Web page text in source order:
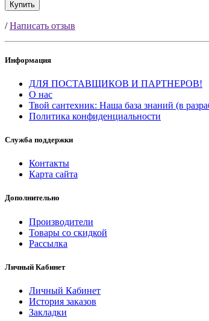
Купить
/Написать отзыв
Информация
ДЛЯ ПОСТАВЩИКОВ И ПАРТНЕРОВ!
О нас
Твой сантехник: Наша база знаний (в
Политика конфиденциальности
Служба поддержки
Контакты
Карта сайта
Дополнительно
Производители
Товары со скидкой
Рассылка
Личный Кабинет
Личный Кабинет
История заказов
Закладки